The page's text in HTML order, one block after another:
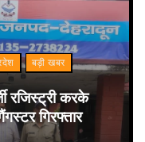
बड़ी खबर
रजिस्ट्री करके
गिरफ्तार